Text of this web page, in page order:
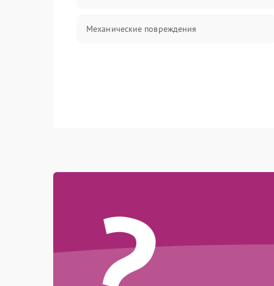
Механические повреждения